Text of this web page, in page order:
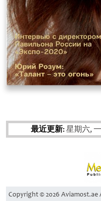
最近更新:星期六, 一
Copyright © 2026 Aviamost.ae